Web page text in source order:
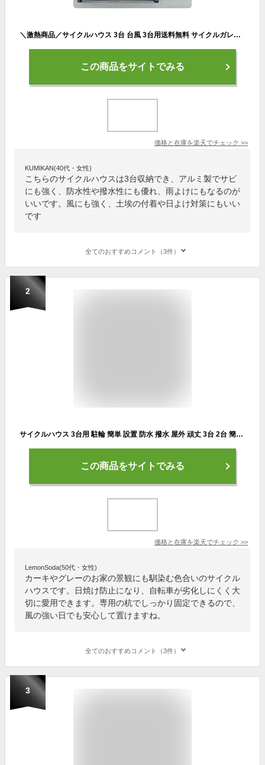
＼激熱商品／サイクルハウス 3台 台風 3台用送料無料 サイクルガレージ 自転車用ガレージ 家庭用 収納 屋外 雨よけ アルミ アルミ製 錆びにくい サイクルポート 自転車置き場 駐輪所 3台 防水 アルミサイクルハウス 3台用 ACI-3SBR
この商品をサイトでみる
価格と在庫を楽天でチェック >>
KUMIKAN(40代・女性)
こちらのサイクルハウスは3台収納でき、アルミ製でサビ
にも強く、防水性や撥水性にも優れ、雨よけにもなるのが
いいです。風にも強く、土埃の付着や日よけ対策にもいい
です
全てのおすすめコメント（3件）
2
サイクルハウス 3台用 駐輪 簡単 設置 防水 撥水 屋外 頑丈 3台 2台 簡易 物置 DIY おしゃれ カバー サイクルガレージ サイクルポート アルミフレーム 自転車 バイク 二輪 置き場 駐輪場 3 〜 2台用 MYPALLAS M-SB25 送料無料 あす楽
この商品をサイトでみる
価格と在庫を楽天でチェック >>
LemonSoda(50代・女性)
カーキやグレーのお家の景観にも馴染む色合いのサイクル
ハウスです。日焼け防止になり、自転車が劣化しにくく大
切に愛用できます。専用の杭でしっかり固定できるので、
風の強い日でも安心して置けますね。
全てのおすすめコメント（3件）
3